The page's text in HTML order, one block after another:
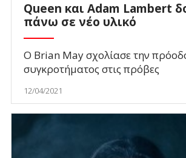
Queen και Adam Lambert
πάνω σε νέο υλικό
Ο Brian May σχολίασε την
συγκροτήματος στις πρόβες
12/04/2021